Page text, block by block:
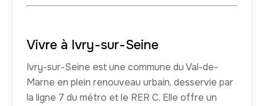
Vivre à Ivry-sur-Seine
Ivry-sur-Seine est une commune du Val-de-
Marne en plein renouveau urbain, desservie par
la ligne 7 du métro et le RER C. Elle offre un